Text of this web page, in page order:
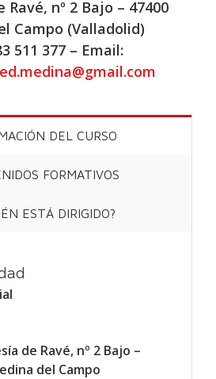
Ravé, nº 2 Bajo – 47400
Campo (Valladolid)
511 377 – Email:
DEL CURSO
FORMATIVOS
ESTÁ DIRIGIDO?
de Ravé, nº 2 Bajo –
del Campo